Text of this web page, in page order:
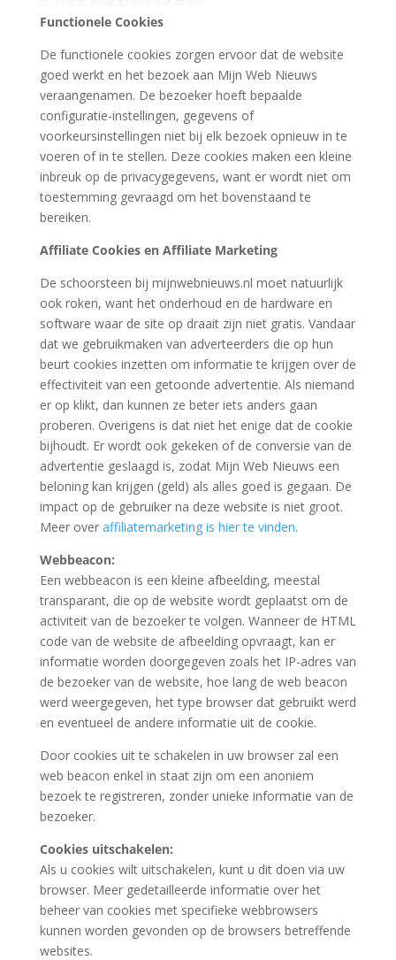
Functionele Cookies
De functionele cookies zorgen ervoor dat de website
goed werkt en het bezoek aan Mijn Web Nieuws
veraangenamen. De bezoeker hoeft bepaalde
configuratie-instellingen, gegevens of
voorkeursinstellingen niet bij elk bezoek opnieuw in te
voeren of in te stellen. Deze cookies maken een kleine
inbreuk op de privacygegevens, want er wordt niet om
toestemming gevraagd om het bovenstaand te
bereiken.
Affiliate Cookies en Affiliate Marketing
De schoorsteen bij mijnwebnieuws.nl moet natuurlijk
ook roken, want het onderhoud en de hardware en
software waar de site op draait zijn niet gratis. Vandaar
dat we gebruikmaken van adverteerders die op hun
beurt cookies inzetten om informatie te krijgen over de
effectiviteit van een getoonde advertentie. Als niemand
er op klikt, dan kunnen ze beter iets anders gaan
proberen. Overigens is dat niet het enige dat de cookie
bijhoudt. Er wordt ook gekeken of de conversie van de
advertentie geslaagd is, zodat Mijn Web Nieuws een
beloning kan krijgen (geld) als alles goed is gegaan. De
impact op de gebruiker na deze website is niet groot.
Meer over affiliatemarketing is hier te vinden.
Webbeacon:
Een webbeacon is een kleine afbeelding, meestal
transparant, die op de website wordt geplaatst om de
activiteit van de bezoeker te volgen. Wanneer de HTML
code van de website de afbeelding opvraagt, kan er
informatie worden doorgegeven zoals het IP-adres van
de bezoeker van de website, hoe lang de web beacon
werd weergegeven, het type browser dat gebruikt werd
en eventueel de andere informatie uit de cookie.
Door cookies uit te schakelen in uw browser zal een
web beacon enkel in staat zijn om een anoniem
bezoek te registreren, zonder unieke informatie van de
bezoeker.
Cookies uitschakelen:
Als u cookies wilt uitschakelen, kunt u dit doen via uw
browser. Meer gedetailleerde informatie over het
beheer van cookies met specifieke webbrowsers
kunnen worden gevonden op de browsers betreffende
websites.